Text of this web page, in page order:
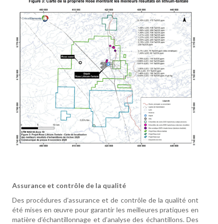
Assurance et contrôle de la qualité
Des procédures d’assurance et de contrôle de la qualité ont
été mises en œuvre pour garantir les meilleures pratiques en
matière d’échantillonnage et d’analyse des échantillons. Des